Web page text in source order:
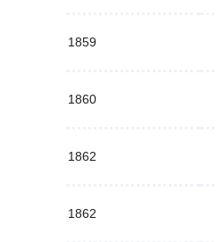
1859
1860
1862
1862